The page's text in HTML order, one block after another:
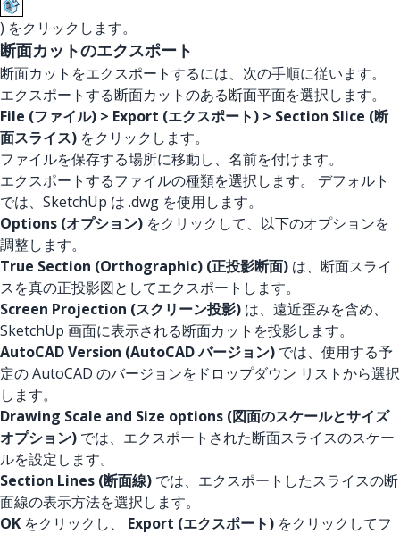
) をクリックします。
断面カットのエクスポート
断面カットをエクスポートするには、次の手順に従います。
エクスポートする断面カットのある断面平面を選択します。
File (ファイル) > Export (エクスポート) > Section Slice (断
面スライス) をクリックします。
ファイルを保存する場所に移動し、名前を付けます。
エクスポートするファイルの種類を選択します。 デフォルト
では、SketchUp は .dwg を使用します。
Options (オプション) をクリックして、以下のオプションを
調整します。
True Section (Orthographic) (正投影断面) は、断面スライ
スを真の正投影図としてエクスポートします。
Screen Projection (スクリーン投影) は、遠近歪みを含め、
SketchUp 画面に表示される断面カットを投影します。
AutoCAD Version (AutoCAD バージョン) では、使用する予
定の AutoCAD のバージョンをドロップダウン リストから選択
します。
Drawing Scale and Size options (図面のスケールとサイズ
オプション) では、エクスポートされた断面スライスのスケー
ルを設定します。
Section Lines (断面線) では、エクスポートしたスライスの断
面線の表示方法を選択します。
OK をクリックし、 Export (エクスポート) をクリックしてフ